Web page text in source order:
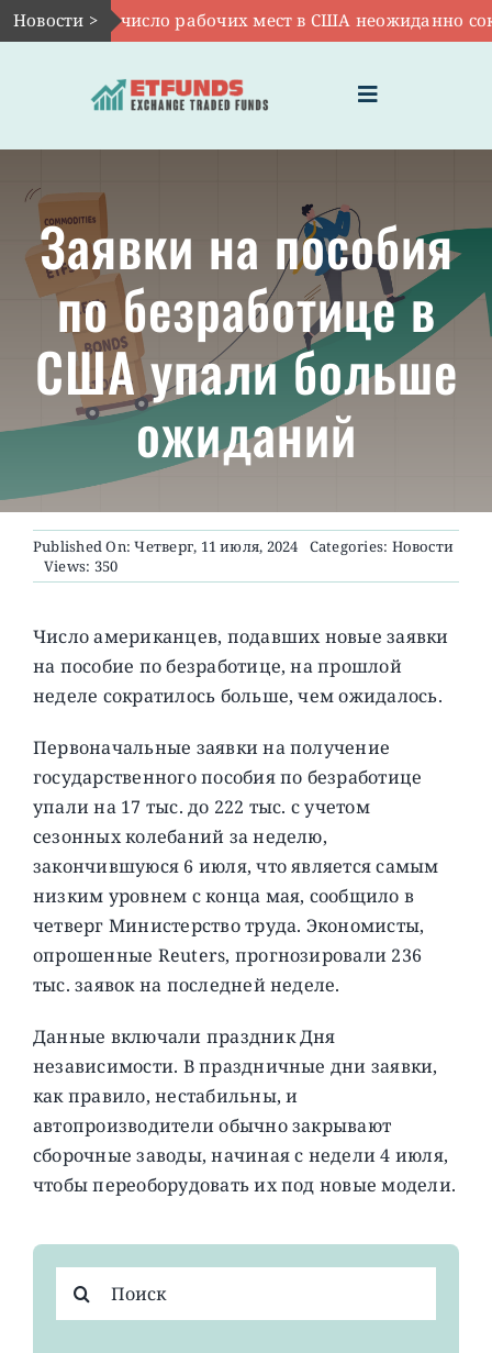
Skip
to
Новости >
Авг 7:VOO: число рабочих мест в США неожиданно
Toggle
Navigation
ГЛАВНАЯ
ЧТО ТАКОЕ ETF
ИНВЕСТИЦИИ В ETF
ТЕМАТИЧЕСКИЕ ETF
АКТУАЛЬНЫЕ
О ПРОЕКТЕ
Заявки на пособия
по безработице в
США упали больше
ожиданий
Published On: Четверг, 11 июля, 2024 Categories: Новости
Views: 350
Число американцев, подавших новые заявки
на пособие по безработице, на прошлой
неделе сократилось больше, чем ожидалось.
Первоначальные заявки на получение
государственного пособия по безработице
упали на 17 тыс. до 222 тыс. с учетом
сезонных колебаний за неделю,
закончившуюся 6 июля, что является самым
низким уровнем с конца мая, сообщило в
четверг Министерство труда. Экономисты,
опрошенные Reuters, прогнозировали 236
тыс. заявок на последней неделе.
Данные включали праздник Дня
независимости. В праздничные дни заявки,
как правило, нестабильны, и
автопроизводители обычно закрывают
сборочные заводы, начиная с недели 4 июля,
чтобы переоборудовать их под новые модели.
поиска: